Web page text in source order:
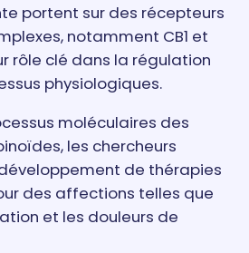
portent sur des récepteurs
notamment CB1 et
rôle clé dans la régulation
physiologiques.
moléculaires des
les chercheurs
de thérapies
des affections telles que
et les douleurs de